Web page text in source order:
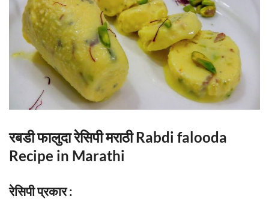
रबडी फालुदा रेसिपी मराठी Rabdi falooda
Recipe in Marathi
रेसिपी प्रकार :